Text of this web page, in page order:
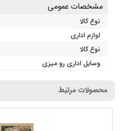
مشخصات عمومی
نوع کالا
لوازم اداری
نوع کالا
وسایل اداری رو میزی
محصولات مرتبط